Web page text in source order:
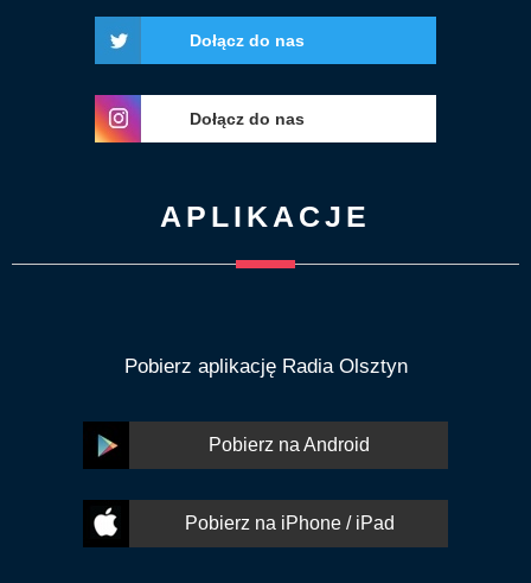
Dołącz do nas
Dołącz do nas
APLIKACJE
Pobierz aplikację Radia Olsztyn
Pobierz na Android
Pobierz na iPhone / iPad